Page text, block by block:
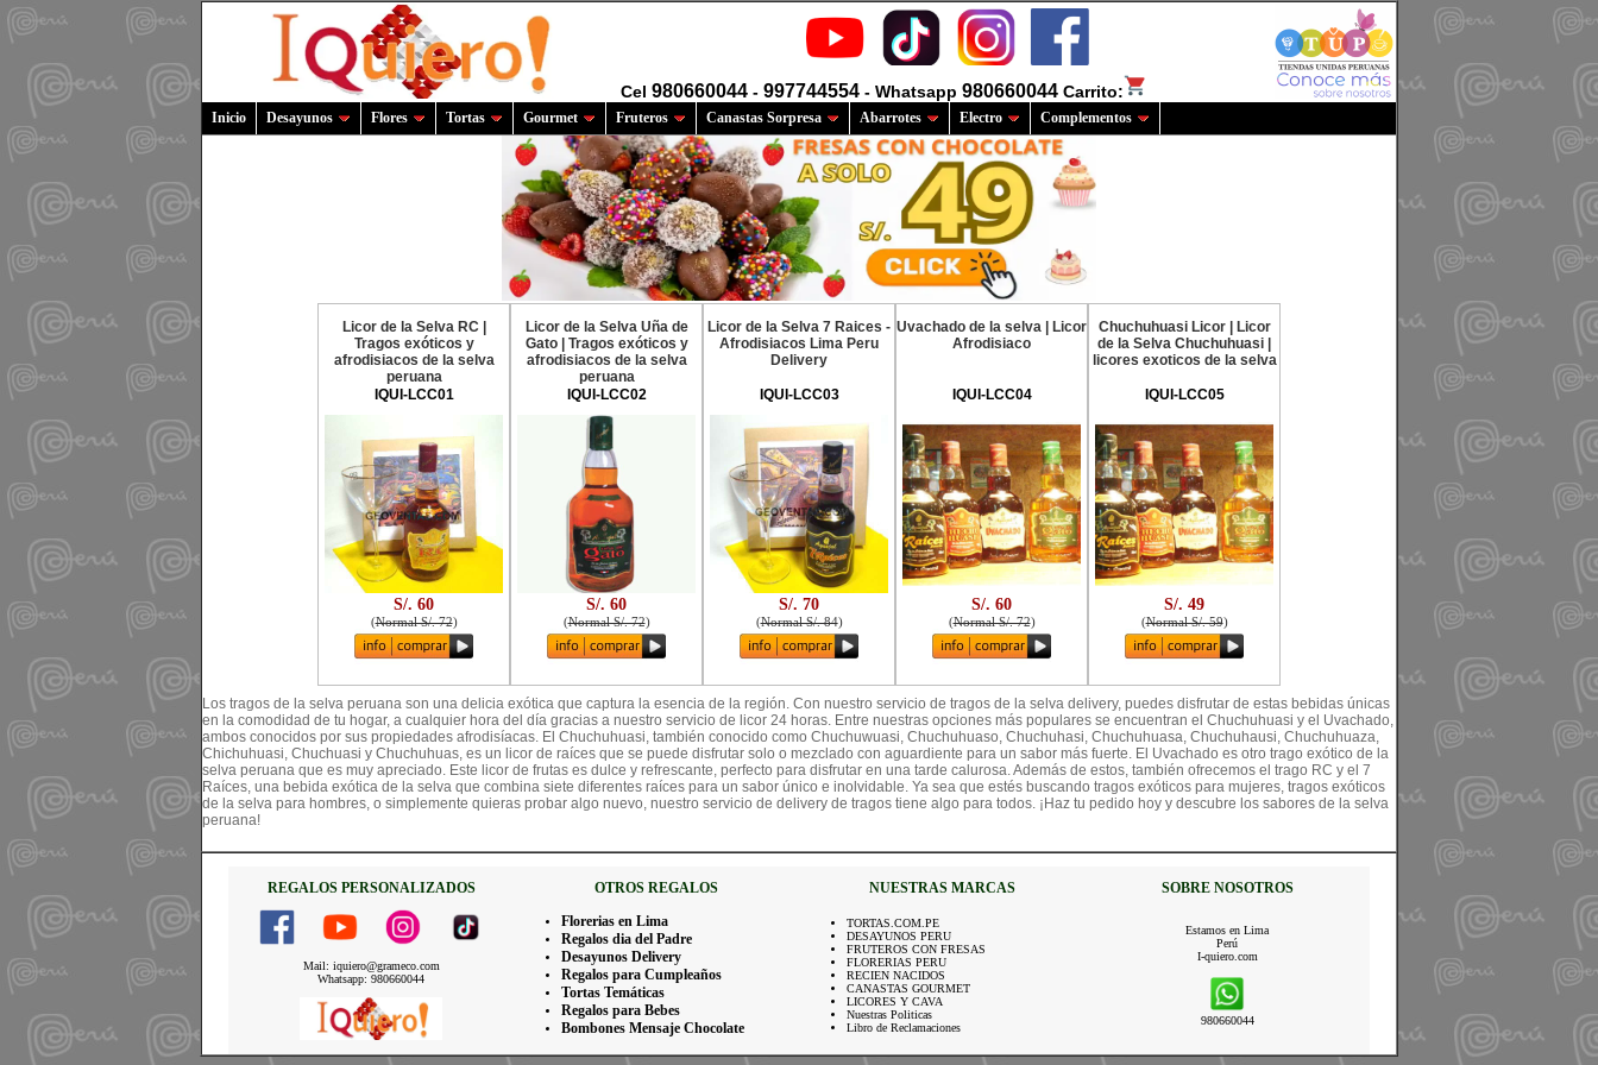
Cel 980660044 - 997744554 - Whatsapp 980660044 Carrito:
Inicio Desayunos Flores Tortas Gourmet Fruteros Canastas Sorpresa Abarrotes Electro Complementos
Licor de la Selva RC |
Tragos exóticos y
afrodisiacos de la selva
peruana
IQUI-LCC01
S/. 60
(Normal S/. 72)
Licor de la Selva Uña de
Gato | Tragos exóticos y
afrodisiacos de la selva
peruana
IQUI-LCC02
S/. 60
(Normal S/. 72)
Licor de la Selva 7 Raices -
Afrodisiacos Lima Peru
Delivery
IQUI-LCC03
S/. 70
(Normal S/. 84)
Uvachado de la selva | Licor
Afrodisiaco
IQUI-LCC04
S/. 60
(Normal S/. 72)
Chuchuhuasi Licor | Licor
de la Selva Chuchuhuasi |
licores exoticos de la selva
IQUI-LCC05
S/. 49
(Normal S/. 59)
Los tragos de la selva peruana son una delicia exótica que captura la esencia de la región. Con nuestro servicio de tragos de la selva delivery, puedes disfrutar de estas bebidas únicas
en la comodidad de tu hogar, a cualquier hora del día gracias a nuestro servicio de licor 24 horas. Entre nuestras opciones más populares se encuentran el Chuchuhuasi y el Uvachado,
ambos conocidos por sus propiedades afrodisíacas. El Chuchuhuasi, también conocido como Chuchuwuasi, Chuchuhuaso, Chuchuhasi, Chuchuhuasa, Chuchuhausi, Chuchuhuaza,
Chichuhuasi, Chuchuasi y Chuchuhuas, es un licor de raíces que se puede disfrutar solo o mezclado con aguardiente para un sabor más fuerte. El Uvachado es otro trago exótico de la
selva peruana que es muy apreciado. Este licor de frutas es dulce y refrescante, perfecto para disfrutar en una tarde calurosa. Además de estos, también ofrecemos el trago RC y el 7
Raíces, una bebida exótica de la selva que combina siete diferentes raíces para un sabor único e inolvidable. Ya sea que estés buscando tragos exóticos para mujeres, tragos exóticos
de la selva para hombres, o simplemente quieras probar algo nuevo, nuestro servicio de delivery de tragos tiene algo para todos. ¡Haz tu pedido hoy y descubre los sabores de la selva
peruana!
REGALOS PERSONALIZADOS OTROS REGALOS NUESTRAS MARCAS SOBRE NOSOTROS
Mail: iquiero@grameco.com
Whatsapp: 980660044
Florerias en Lima
Regalos dia del Padre
Desayunos Delivery
Regalos para Cumpleaños
Tortas Temáticas
Regalos para Bebes
Bombones Mensaje Chocolate
TORTAS.COM.PE
DESAYUNOS PERU
FRUTEROS CON FRESAS
FLORERIAS PERU
RECIEN NACIDOS
CANASTAS GOURMET
LICORES Y CAVA
Nuestras Politicas
Libro de Reclamaciones
Estamos en Lima
Perú
I-quiero.com
980660044